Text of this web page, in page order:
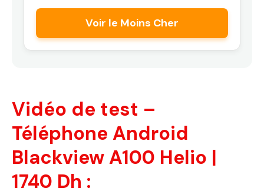
Voir le Moins Cher
Vidéo de test –
Téléphone Android
Blackview A100 Helio |
1740 Dh :